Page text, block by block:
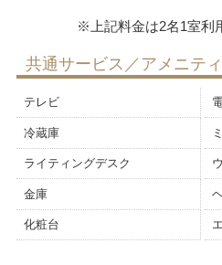
共通サービス／アメニティ
テレビ
冷蔵庫
ライティングデスク
金庫
化粧台